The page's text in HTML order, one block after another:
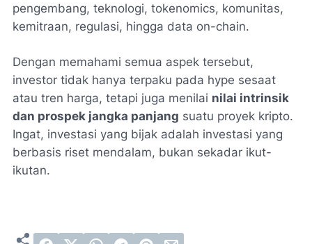
pengembang, teknologi, tokenomics, komunitas,
kemitraan, regulasi, hingga data on-chain.
Dengan memahami semua aspek tersebut,
investor tidak hanya terpaku pada hype sesaat
atau tren harga, tetapi juga menilai nilai intrinsik
dan prospek jangka panjang suatu proyek kripto.
Ingat, investasi yang bijak adalah investasi yang
berbasis riset mendalam, bukan sekadar ikut-
ikutan.